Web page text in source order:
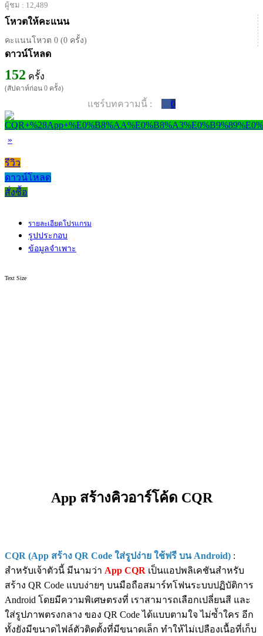
ผู้ชม : 12,489
โหวตให้คะแนน
คะแนนโหวต 0 (0 ครั้ง)
ดาวน์โหลด
152 ครั้ง
(สัปดาห์ก่อน 0 ครั้ง)
แชร์บทความนี้ : 0
»
รีวิว
ดาวน์โหลด
สั่งซื้อ
รายละเอียดโปรแกรม
รูปประกอบ
ข้อมูลจำเพาะ
Text Size
App สร้างคิวอาร์โค้ด CQR
CQR (App สร้าง QR Code ใส่รูปง่าย ใช้ฟรี บน Android) :
สำหรับเจ้าตัวนี้ มีนามว่า App CQR เป็นแอปพลิเคชันสำหรับ
สร้าง QR Code แบบง่ายๆ บนมือถือสมาร์ทโฟนระบบปฏิบัติการ
Android โดยมีความพิเศษตรงที่ เราสามารถเลือกเปลี่ยนสี และ
ใส่รูปภาพตรงกลาง ของ QR Code ได้แบบตามใจ ไม่ซ้ำใคร อีก
ทั้งยังมีขนาดไฟล์ตัวติดตั้งที่มีขนาดเล็ก ทำให้ไม่เปลืองเนื้อที่เก็บ